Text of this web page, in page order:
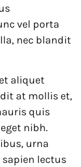
vel porta
nec blandit
aliquet
at mollis et,
quis
nibh.
urna
lectus